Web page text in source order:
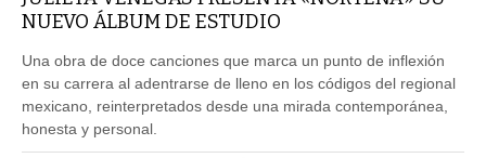
NUEVO ÁLBUM DE ESTUDIO
Una obra de doce canciones que marca un punto de inflexión
en su carrera al adentrarse de lleno en los códigos del regional
mexicano, reinterpretados desde una mirada contemporánea,
honesta y personal.